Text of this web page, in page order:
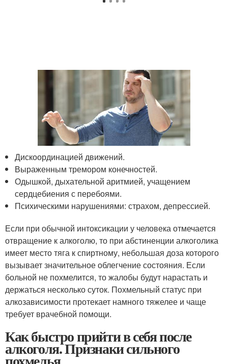
Дискоординацией движений.
Выраженным тремором конечностей.
Одышкой, дыхательной аритмией, учащением
сердцебиения с перебоями.
Психическими нарушениями: страхом, депрессией.
Если при обычной интоксикации у человека отмечается
отвращение к алкоголю, то при абстиненции алкоголика
имеет место тяга к спиртному, небольшая доза которого
вызывает значительное облегчение состояния. Если
больной не похмелится, то жалобы будут нарастать и
держаться несколько суток. Похмельный статус при
алкозависимости протекает намного тяжелее и чаще
требует врачебной помощи.
Как быстро прийти в себя после
алкоголя. Признаки сильного